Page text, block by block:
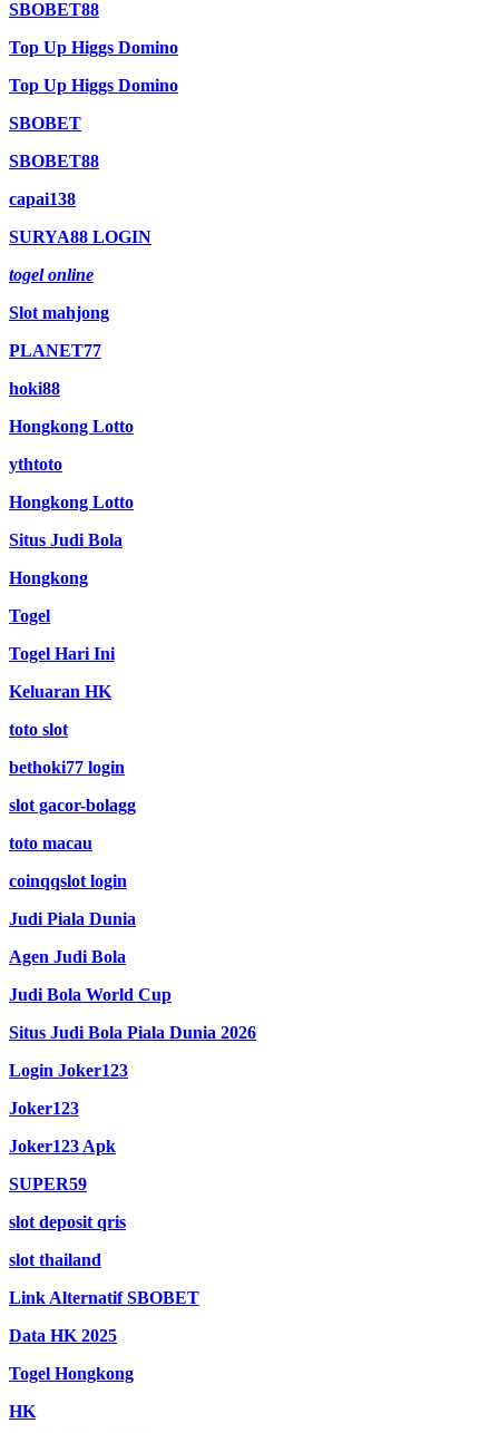
SBOBET88
Top Up Higgs Domino
Top Up Higgs Domino
SBOBET
SBOBET88
capai138
SURYA88 LOGIN
togel online
Slot mahjong
PLANET77
hoki88
Hongkong Lotto
ythtoto
Hongkong Lotto
Situs Judi Bola
Hongkong
Togel
Togel Hari Ini
Keluaran HK
toto slot
bethoki77 login
slot gacor-bolagg
toto macau
coinqqslot login
Judi Piala Dunia
Agen Judi Bola
Judi Bola World Cup
Situs Judi Bola Piala Dunia 2026
Login Joker123
Joker123
Joker123 Apk
SUPER59
slot deposit qris
slot thailand
Link Alternatif SBOBET
Data HK 2025
Togel Hongkong
HK